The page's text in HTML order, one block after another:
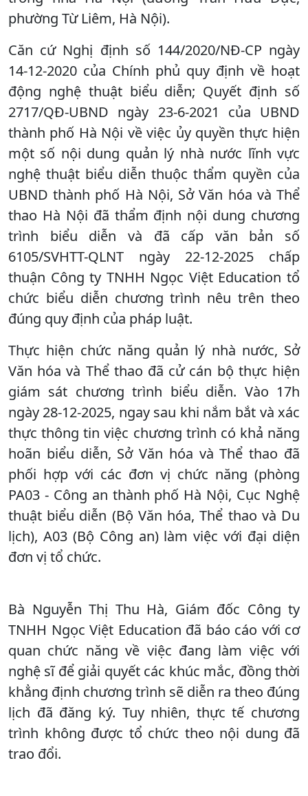
phường Từ Liêm, Hà Nội).
Căn cứ Nghị định số 144/2020/NĐ-CP ngày
14-12-2020 của Chính phủ quy định về hoạt
động nghệ thuật biểu diễn; Quyết định số
2717/QĐ-UBND ngày 23-6-2021 của UBND
thành phố Hà Nội về việc ủy quyền thực hiện
một số nội dung quản lý nhà nước lĩnh vực
nghệ thuật biểu diễn thuộc thẩm quyền của
UBND thành phố Hà Nội, Sở Văn hóa và Thể
thao Hà Nội đã thẩm định nội dung chương
trình biểu diễn và đã cấp văn bản số
6105/SVHTT-QLNT ngày 22-12-2025 chấp
thuận Công ty TNHH Ngọc Việt Education tổ
chức biểu diễn chương trình nêu trên theo
đúng quy định của pháp luật.
Thực hiện chức năng quản lý nhà nước, Sở
Văn hóa và Thể thao đã cử cán bộ thực hiện
giám sát chương trình biểu diễn. Vào 17h
ngày 28-12-2025, ngay sau khi nắm bắt và xác
thực thông tin việc chương trình có khả năng
hoãn biểu diễn, Sở Văn hóa và Thể thao đã
phối hợp với các đơn vị chức năng (phòng
PA03 - Công an thành phố Hà Nội, Cục Nghệ
thuật biểu diễn (Bộ Văn hóa, Thể thao và Du
lịch), A03 (Bộ Công an) làm việc với đại diện
đơn vị tổ chức.
Bà Nguyễn Thị Thu Hà, Giám đốc Công ty
TNHH Ngọc Việt Education đã báo cáo với cơ
quan chức năng về việc đang làm việc với
nghệ sĩ để giải quyết các khúc mắc, đồng thời
khẳng định chương trình sẽ diễn ra theo đúng
lịch đã đăng ký. Tuy nhiên, thực tế chương
trình không được tổ chức theo nội dung đã
trao đổi.